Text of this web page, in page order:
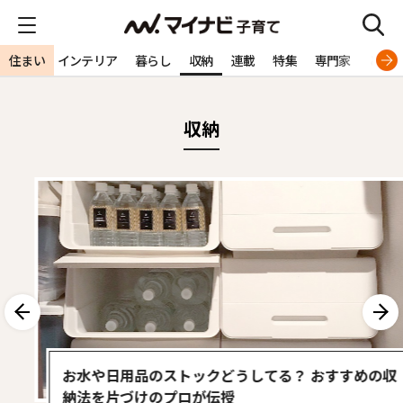
住まい
住宅 インテリア 暮らし 収納 連載 特集 専門家 とっ
収納
お水や日用品のストックどうしてる？ おすすめの収
納法を片づけのプロが伝授
前へ 次へ